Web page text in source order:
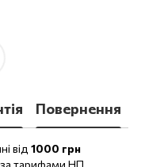
Повернення
від 1000 грн
тарифами НП